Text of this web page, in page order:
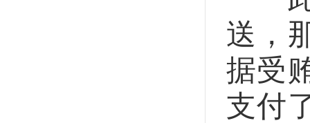
送，
据受
支付